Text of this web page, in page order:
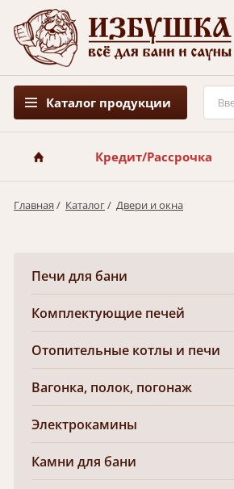
Каталог продукции
Кредит/Рассрочка
Главная / Каталог/ Двери и окна
Печи для бани
Комплектующие печей
Отопительные котлы и печи
Вагонка, полок, погонаж
Электрокамины
Камни для бани